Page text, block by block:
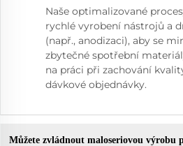
Naše optimalizované
rychlé vyrobení nástrojů a
(např., anodizaci), aby se
zbytečné spotřební
na práci při zachování
dávkové objednávky.
Můžete zvládnout maloseriovou výrobu